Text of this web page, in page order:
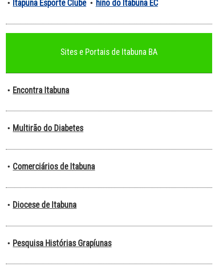
• Itapuna Esporte Clube • hino do Itabuna EC
Sites e Portais de Itabuna BA
• Encontra Itabuna
• Multirão do Diabetes
• Comerciários de Itabuna
• Diocese de Itabuna
• Pesquisa Histórias Grapíunas